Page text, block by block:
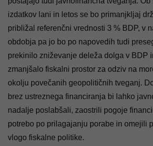
izdatkov lani in letos se bo primanjkljaj
približal referenčni vrednosti 3 % BDP, v
obdobja pa jo bo po napovedih tudi
prekinilo zniževanje deleža dolga v BDP
zmanjšalo fiskalni prostor za odziv na
okolju povečanih geopolitičnih tveganj.
brez ustreznega financiranja bi lahko
nadalje poslabšali, zaostrili pogoje
potrebo po prilagajanju porabe in omejili
vlogo fiskalne politike.